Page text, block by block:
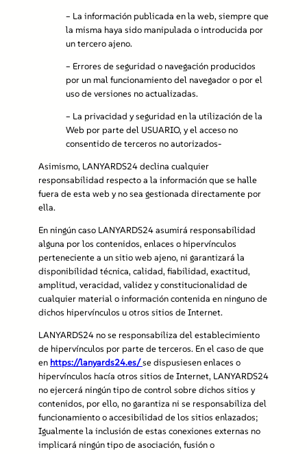
– La información publicada en la web, siempre que
la misma haya sido manipulada o introducida por
un tercero ajeno.
– Errores de seguridad o navegación producidos
por un mal funcionamiento del navegador o por el
uso de versiones no actualizadas.
– La privacidad y seguridad en la utilización de la
Web por parte del USUARIO, y el acceso no
consentido de terceros no autorizados-
Asimismo, LANYARDS24 declina cualquier
responsabilidad respecto a la información que se halle
fuera de esta web y no sea gestionada directamente por
ella.
En ningún caso LANYARDS24 asumirá responsabilidad
alguna por los contenidos, enlaces o hipervínculos
perteneciente a un sitio web ajeno, ni garantizará la
disponibilidad técnica, calidad, fiabilidad, exactitud,
amplitud, veracidad, validez y constitucionalidad de
cualquier material o información contenida en ninguno de
dichos hipervínculos u otros sitios de Internet.
LANYARDS24 no se responsabiliza del establecimiento
de hipervínculos por parte de terceros. En el caso de que
en https://lanyards24.es/se dispusiesen enlaces o
hipervínculos hacía otros sitios de Internet, LANYARDS24
no ejercerá ningún tipo de control sobre dichos sitios y
contenidos, por ello, no garantiza ni se responsabiliza del
funcionamiento o accesibilidad de los sitios enlazados;
Igualmente la inclusión de estas conexiones externas no
implicará ningún tipo de asociación, fusión o